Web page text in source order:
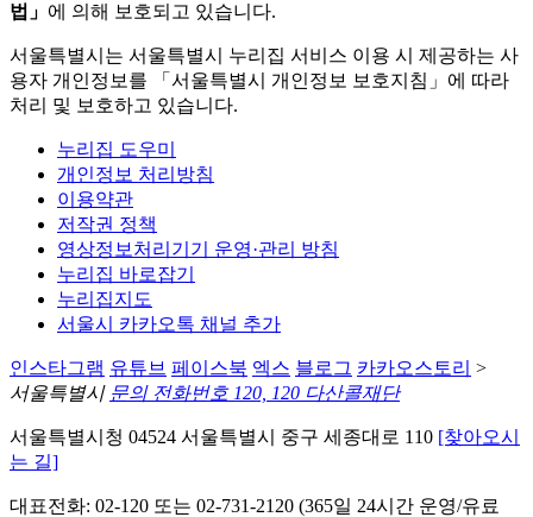
법」 에 의해 보호되고 있습니다.
서울특별시는 서울특별시 누리집 서비스 이용 시 제공하는 사
용자 개인정보를 「서울특별시 개인정보 보호지침」에 따라
처리 및 보호하고 있습니다.
누리집 도우미
개인정보 처리방침
이용약관
저작권 정책
영상정보처리기기 운영·관리 방침
누리집 바로잡기
누리집지도
서울시 카카오톡 채널 추가
인스타그램 유튜브 페이스북 엑스 블로그 카카오스토리 >
서울특별시 문의 전화번호 120, 120 다산콜재단
서울특별시청 04524 서울특별시 중구 세종대로 110 [찾아오시
는 길]
대표전화: 02-120 또는 02-731-2120 (365일 24시간 운영/유료